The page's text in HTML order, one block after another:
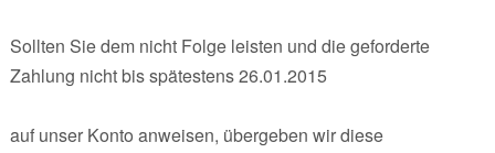
Sollten Sie dem nicht Folge leisten und die geforderte
Zahlung nicht bis spätestens 26.01.2015
auf unser Konto anweisen, übergeben wir diese